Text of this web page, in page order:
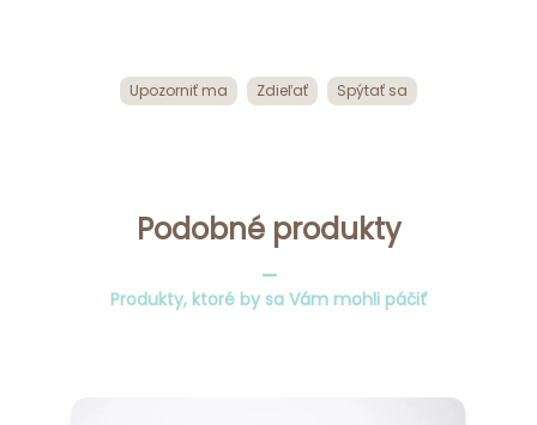
Upozorniť ma Zdieľať Spýtať sa
Podobné produkty
_
Produkty, ktoré by sa Vám mohli páčiť